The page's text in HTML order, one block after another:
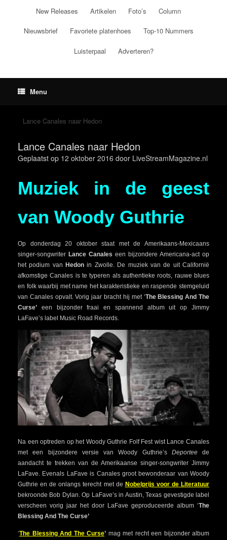
New Releases Artikelen Foto’s Column
Nieuwsbrief Favoriete platenhoes Top-10 Nummers
Luisterpaal Adverteren?
Menu
Lance Canales naar Hedon
Lance Canales naar Hedon
Geplaatst op 12 oktober 2016 door LiveStreamMagazine.nl
Muziek in de geest
van Woody Guthrie
Op donderdag 20 oktober staat met de Amerikaans-Mexicaans
singer-songwriter Lance Canales een bijzondere Americana-act op
het podium vanHedonin Zwolle. De muziek van de uit Californië
afkomstige Canales is te typeren als authentieke roots, rauwe blues
en folk waarbij met name het karakteristieke en raspende stemgeluid
van Canales opvalt. Vorig jaar bracht hij met ‘The Blessing And The
Curse’ een bijzonder fraai en spannend album uit op Jimmy
LaFave’s label Music Road Records.
Na een optreden op het Woody Guthrie Folf Fest wist Lance Canales
met een bijzondere versie van Woody Guthrie’s Deporteede
aandacht te trekken van de Amerikaanse singer-songwriter Jimmy
LaFave. Evenals LaFave is Canales groot bewonderaar van Woody
Guthrie en de onlangs terecht met de Nobelprijs voor de Literatuur
bekroonde Bob Dylan. Op LaFave’s in Austin, Texas gevestigde label
verscheen vorig jaar het door LaFave geproduceerde album ‘The
Blessing And The Curse’
‘The Blessing And The Curse’ mag met recht een bijzonder album